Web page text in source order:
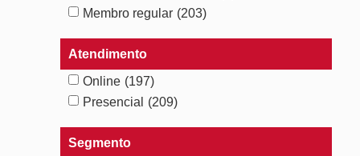
Membro regular (203)
Atendimento
Online (197)
Presencial
(209)
Segmento